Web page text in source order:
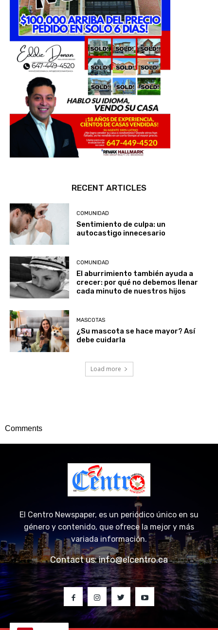
RECENT ARTICLES
COMUNIDAD
Sentimiento de culpa: un
autocastigo innecesario
COMUNIDAD
El aburrimiento también ayuda a
crecer: por qué no debemos llenar
cada minuto de nuestros hijos
MASCOTAS
¿Su mascota se hace mayor? Así
debe cuidarla
Load more
Comments
El Centro Newspaper, es un periódico único en su
género y contenido, que ofrece la mejor y más
variada información.
Contact us:info@elcentro.ca